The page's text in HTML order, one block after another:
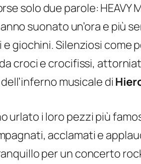
solo due parole: HEAVY
suonato un’ora e più
giochini. Silenziosi come
croci e crocifissi,
musicale di
urlato i loro pezzi più
acclamati e
per un concerto